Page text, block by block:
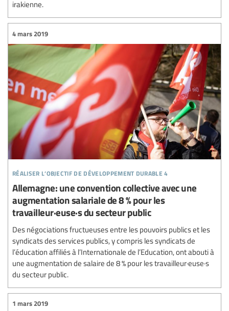
irakienne.
réaliser l’objectif de développement durable 4
4 mars 2019
Allemagne: une convention collective avec une
augmentation salariale de 8 % pour les
travailleur·euse·s du secteur public
Des négociations fructueuses entre les pouvoirs publics et les
syndicats des services publics, y compris les syndicats de
l’éducation affiliés à l’Internationale de l’Education, ont abouti à
une augmentation de salaire de 8 % pour les travailleur·euse·s
du secteur public.
1 mars 2019